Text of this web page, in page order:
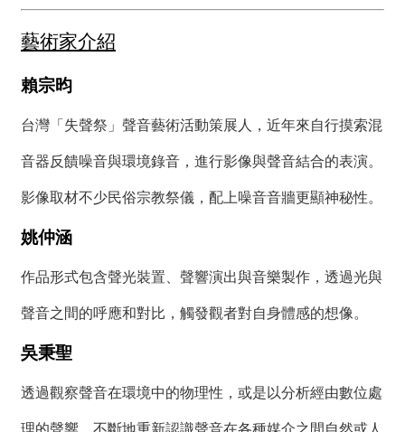
藝術家介紹
賴宗昀
台灣「失聲祭」聲音藝術活動策展人，近年來自行摸索混
音器反饋噪音與環境錄音，進行影像與聲音結合的表演。
影像取材不少民俗宗教祭儀，配上噪音音牆更顯神秘性。
姚仲涵
作品形式包含聲光裝置、聲響演出與音樂製作，透過光與
聲音之間的呼應和對比，觸發觀者對自身體感的想像。
吳秉聖
透過觀察聲音在環境中的物理性，或是以分析經由數位處
理的聲響，不斷地重新認識聲音在各種媒介之間自然或人